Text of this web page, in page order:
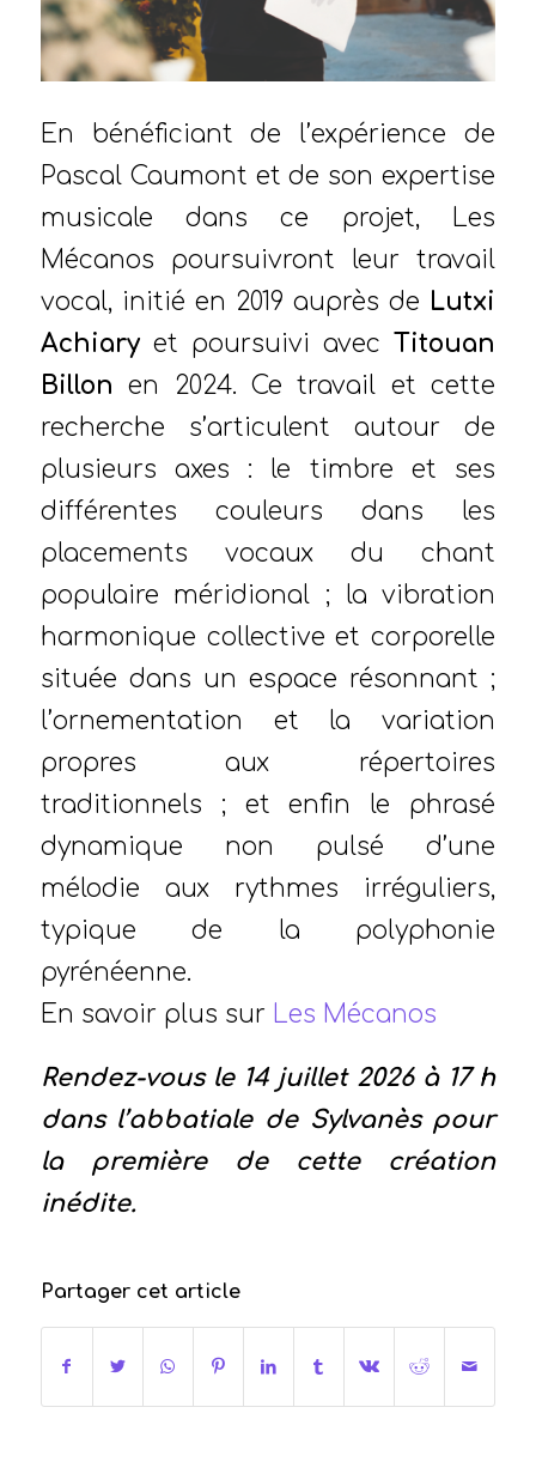
En bénéficiant de l’expérience de
Pascal Caumont et de son expertise
musicale dans ce projet, Les
Mécanos poursuivront leur travail
vocal, initié en 2019 auprès de Lutxi
Achiaryet poursuivi avec
Titouan
Billon en 2024. Ce travail et cette
recherche s’articulent autour de
plusieurs axes : le timbre et ses
différentes couleurs dans les
placements vocaux du chant
populaire méridional ; la vibration
harmonique collective et corporelle
située dans un espace résonnant ;
l’ornementation et la variation
propres aux répertoires
traditionnels ; et enfin le phrasé
dynamique non pulsé d’une
mélodie aux rythmes irréguliers,
typique de la polyphonie
pyrénéenne.
En savoir plus sur Les Mécanos
Rendez-vous le 14 juillet 2026 à 17 h
dans l’abbatiale de Sylvanès pour
la première de cette création
inédite.
Partager cet article